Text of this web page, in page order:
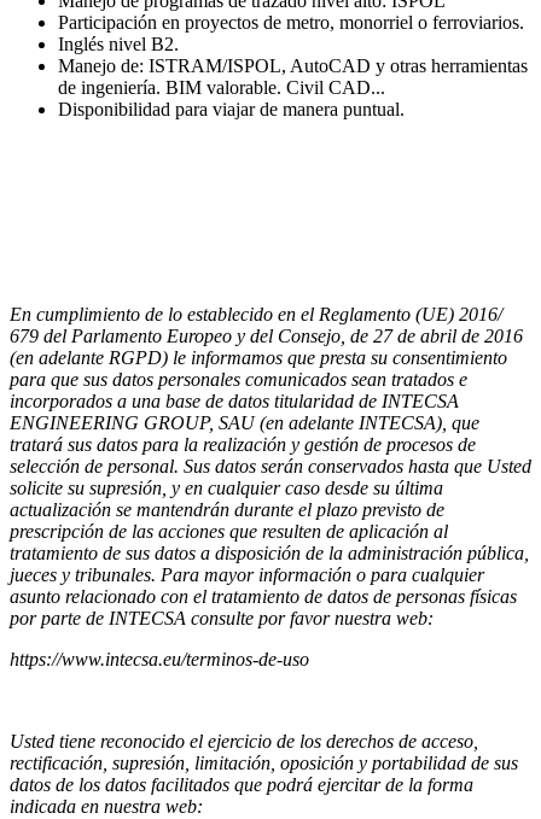
Participación en proyectos de metro, monorriel o ferroviarios.
Inglés nivel B2.
Manejo de: ISTRAM/ISPOL, AutoCAD y otras herramientas
de ingeniería. BIM valorable. Civil CAD...
Disponibilidad para viajar de manera puntual.
En cumplimiento de lo establecido en el Reglamento (UE) 2016/
679 del Parlamento Europeo y del Consejo, de 27 de abril de 2016
(en adelante RGPD) le informamos que presta su consentimiento
para que sus datos personales comunicados sean tratados e
incorporados a una base de datos titularidad de INTECSA
ENGINEERING GROUP, SAU (en adelante INTECSA), que
tratará sus datos para la realización y gestión de procesos de
selección de personal. Sus datos serán conservados hasta que Usted
solicite su supresión, y en cualquier caso desde su última
actualización se mantendrán durante el plazo previsto de
prescripción de las acciones que resulten de aplicación al
tratamiento de sus datos a disposición de la administración pública,
jueces y tribunales. Para mayor información o para cualquier
asunto relacionado con el tratamiento de datos de personas físicas
por parte de INTECSA consulte por favor nuestra web:
https://www.intecsa.eu/terminos-de-uso
Usted tiene reconocido el ejercicio de los derechos de acceso,
rectificación, supresión, limitación, oposición y portabilidad de sus
datos de los datos facilitados que podrá ejercitar de la forma
indicada en nuestra web: